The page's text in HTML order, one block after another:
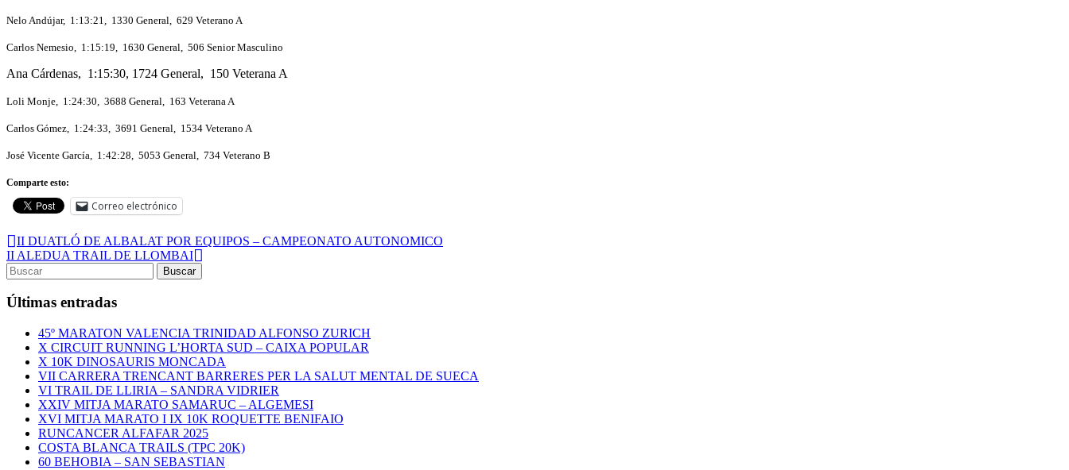
Nelo Andújar, 1:13:21, 1330 General, 629 Veterano A
Carlos Nemesio, 1:15:19, 1630 General, 506 Senior Masculino
Ana Cárdenas, 1:15:30, 1724 General, 150 Veterana A
Loli Monje, 1:24:30, 3688 General, 163 Veterana A
Carlos Gómez, 1:24:33, 3691 General, 1534 Veterano A
José Vicente García, 1:42:28, 5053 General, 734 Veterano B
Comparte esto:
Correo electrónico
II DUATLÓ DE ALBALAT POR EQUIPOS – CAMPEONATO AUTONOMICO
II ALEDUA TRAIL DE LLOMBAI
Últimas entradas
45º MARATON VALENCIA TRINIDAD ALFONSO ZURICH
X CIRCUIT RUNNING L’HORTA SUD – CAIXA POPULAR
X 10K DINOSAURIS MONCADA
VII CARRERA TRENCANT BARRERES PER LA SALUT MENTAL DE SUECA
VI TRAIL DE LLIRIA – SANDRA VIDRIER
XXIV MITJA MARATO SAMARUC – ALGEMESI
XVI MITJA MARATO I IX 10K ROQUETTE BENIFAIO
RUNCANCER ALFAFAR 2025
COSTA BLANCA TRAILS (TPC 20K)
60 BEHOBIA – SAN SEBASTIAN